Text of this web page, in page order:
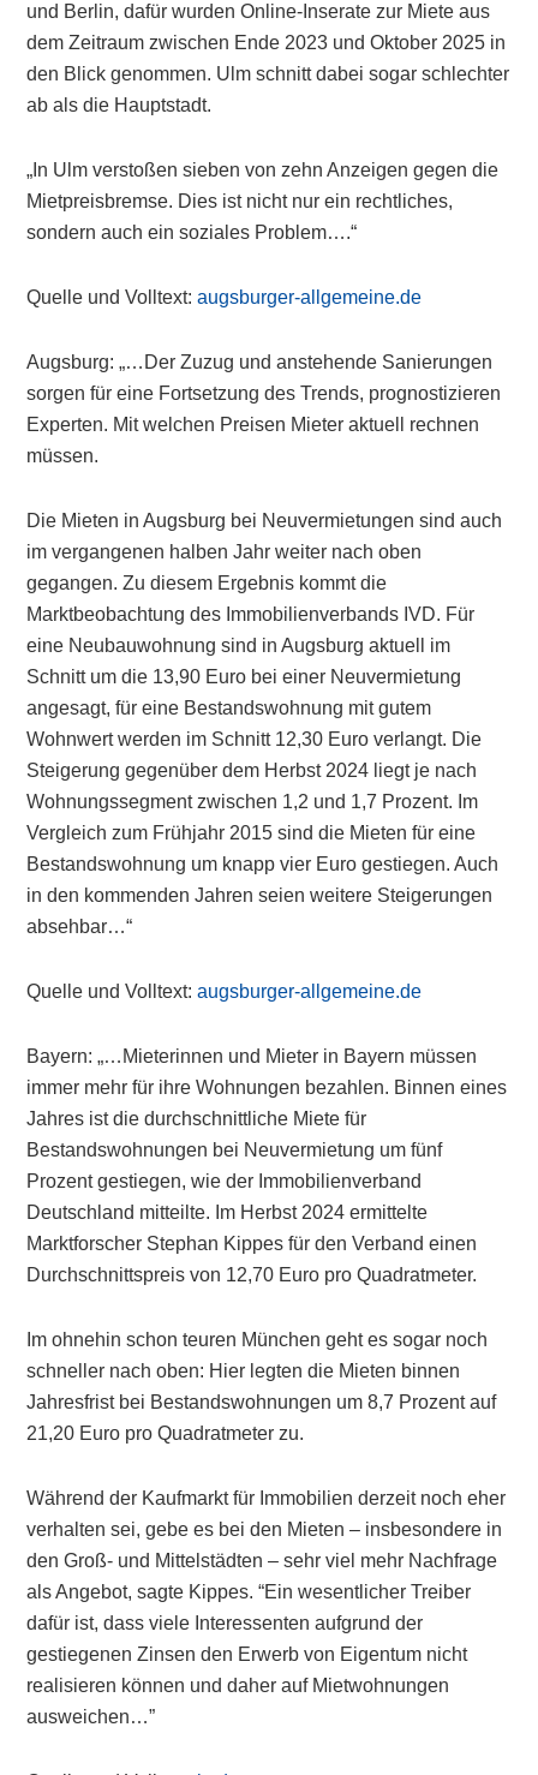
und Berlin, dafür wurden Online-Inserate zur Miete aus
dem Zeitraum zwischen Ende 2023 und Oktober 2025 in
den Blick genommen. Ulm schnitt dabei sogar schlechter
ab als die Hauptstadt.
„In Ulm verstoßen sieben von zehn Anzeigen gegen die
Mietpreisbremse. Dies ist nicht nur ein rechtliches,
sondern auch ein soziales Problem….“
Quelle und Volltext:augsburger-allgemeine.de
Augsburg: „…Der Zuzug und anstehende Sanierungen
sorgen für eine Fortsetzung des Trends, prognostizieren
Experten. Mit welchen Preisen Mieter aktuell rechnen
müssen.
Die Mieten in Augsburg bei Neuvermietungen sind auch
im vergangenen halben Jahr weiter nach oben
gegangen. Zu diesem Ergebnis kommt die
Marktbeobachtung des Immobilienverbands IVD. Für
eine Neubauwohnung sind in Augsburg aktuell im
Schnitt um die 13,90 Euro bei einer Neuvermietung
angesagt, für eine Bestandswohnung mit gutem
Wohnwert werden im Schnitt 12,30 Euro verlangt. Die
Steigerung gegenüber dem Herbst 2024 liegt je nach
Wohnungssegment zwischen 1,2 und 1,7 Prozent. Im
Vergleich zum Frühjahr 2015 sind die Mieten für eine
Bestandswohnung um knapp vier Euro gestiegen. Auch
in den kommenden Jahren seien weitere Steigerungen
absehbar…“
Quelle und Volltext:augsburger-allgemeine.de
Bayern: „…Mieterinnen und Mieter in Bayern müssen
immer mehr für ihre Wohnungen bezahlen. Binnen eines
Jahres ist die durchschnittliche Miete für
Bestandswohnungen bei Neuvermietung um fünf
Prozent gestiegen, wie der Immobilienverband
Deutschland mitteilte. Im Herbst 2024 ermittelte
Marktforscher Stephan Kippes für den Verband einen
Durchschnittspreis von 12,70 Euro pro Quadratmeter.
Im ohnehin schon teuren München geht es sogar noch
schneller nach oben: Hier legten die Mieten binnen
Jahresfrist bei Bestandswohnungen um 8,7 Prozent auf
21,20 Euro pro Quadratmeter zu.
Während der Kaufmarkt für Immobilien derzeit noch eher
verhalten sei, gebe es bei den Mieten – insbesondere in
den Groß- und Mittelstädten – sehr viel mehr Nachfrage
als Angebot, sagte Kippes. “Ein wesentlicher Treiber
dafür ist, dass viele Interessenten aufgrund der
gestiegenen Zinsen den Erwerb von Eigentum nicht
realisieren können und daher auf Mietwohnungen
ausweichen…”